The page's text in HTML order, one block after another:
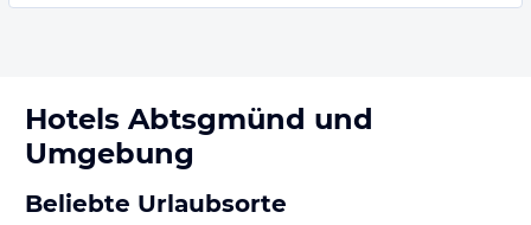
Hotels Abtsgmünd und
Umgebung
Beliebte Urlaubsorte